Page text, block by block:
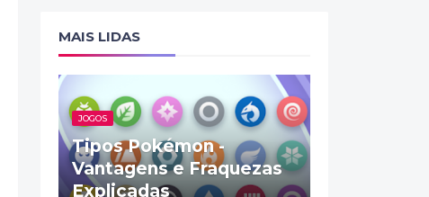
MAIS LIDAS
JOGOS
Tipos Pokémon -
Vantagens e Fraquezas
Explicadas